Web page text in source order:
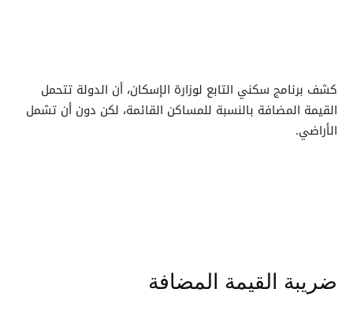
كشف برنامج سكني التابع لوزارة الإسكان، أن الدولة تتحمل
القيمة المضافة بالنسبة للمساكن القائمة، لكن دون أن تشمل
الأراضي.
ضريبة القيمة المضافة